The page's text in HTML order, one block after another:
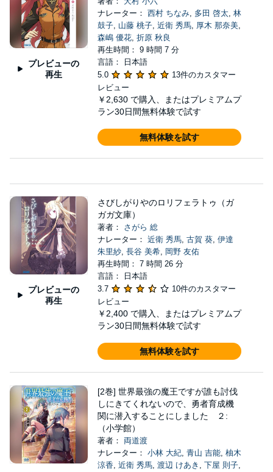
プレビューの
再生
ナレーター： 西村 ちなみ, 多田 啓太, 林
鼓子, 山藤 桃子, 近衛 秀馬, 厚木 那奈美,
森嶋 優花, 折原 秋良
再生時間： 9 時間 7 分
言語： 日本語
5.0
13件のカスタマー
レビュー
￥2,630 で購入、またはプレミアムプ
ラン30日間無料体験で試す
無料体験を試す
プレビューの
再生
さびしがりやのロリフェラトゥ（ガ
ガガ文庫）
著者： さがら 総
ナレーター： 近衛 秀馬, 古賀 葵, 伊達
朱里紗, 長谷 美希, 岡野 友佑
再生時間： 7 時間 26 分
言語： 日本語
3.7
10件のカスタマー
レビュー
￥2,400 で購入、またはプレミアムプ
ラン30日間無料体験で試す
無料体験を試す
[2巻] 世界最強の魔王ですが誰も討伐
しにきてくれないので、勇者育成機
関に潜入することにしました ２:
（小学館）
著者： 両道渡
ナレーター： 小林 大紀, 青山 吉能, 柚木
涼香, 近衛 秀馬, 渡辺 けあき , 下屋 則子,